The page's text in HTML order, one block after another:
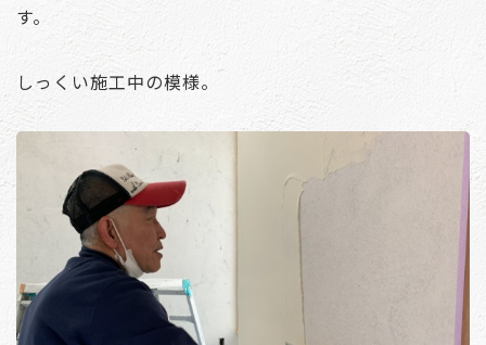
す。
しっくい施工中の模様。